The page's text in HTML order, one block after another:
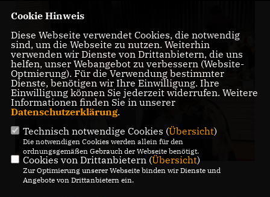
Cookie Hinweis
Diese Webseite verwendet Cookies, die notwendig
sind, um die Webseite zu nutzen. Weiterhin
verwenden wir Dienste von Drittanbietern, die uns
helfen, unser Webangebot zu verbessern (Website-
Optmierung). Für die Verwendung bestimmter
Dienste, benötigen wir Ihre Einwilligung. Ihre
Einwilligung können Sie jederzeit widerrufen. Weitere
Informationen finden Sie in unserer
Datenschutzerklärung.
Technisch notwendige Cookies (Übersicht)
Die notwendigen Cookies werden allein für den
ordnungsgemäßen Gebrauch der Webseite benötigt.
Cookies von Drittanbietern (Übersicht)
Zur Optimierung unserer Webseite binden wir Dienste und
Angebote von Drittanbietern ein.